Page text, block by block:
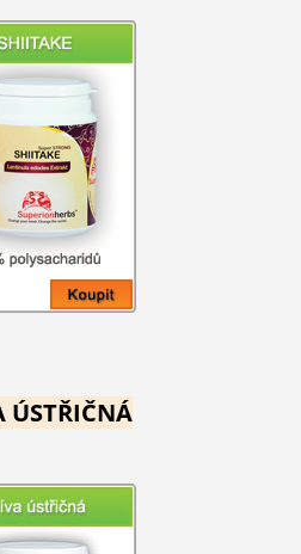
ÚSTŘIČNÁ